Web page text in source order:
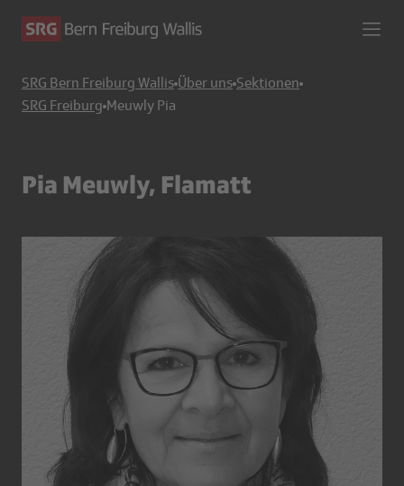
SRG Bern Freiburg Wallis Über uns Sektionen
SRG Freiburg Meuwly Pia
Pia Meuwly, Flamatt